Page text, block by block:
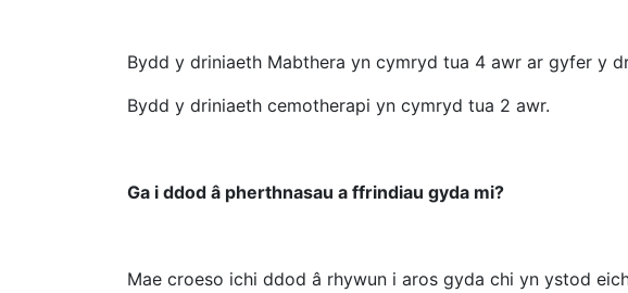
Bydd y driniaeth Mabthera yn cymryd tua 4 awr ar gyfer y
Bydd y driniaeth cemotherapi yn cymryd tua 2 awr.
Ga i ddod â pherthnasau a ffrindiau gyda mi?
Mae croeso ichi ddod â rhywun i aros gyda chi yn ystod